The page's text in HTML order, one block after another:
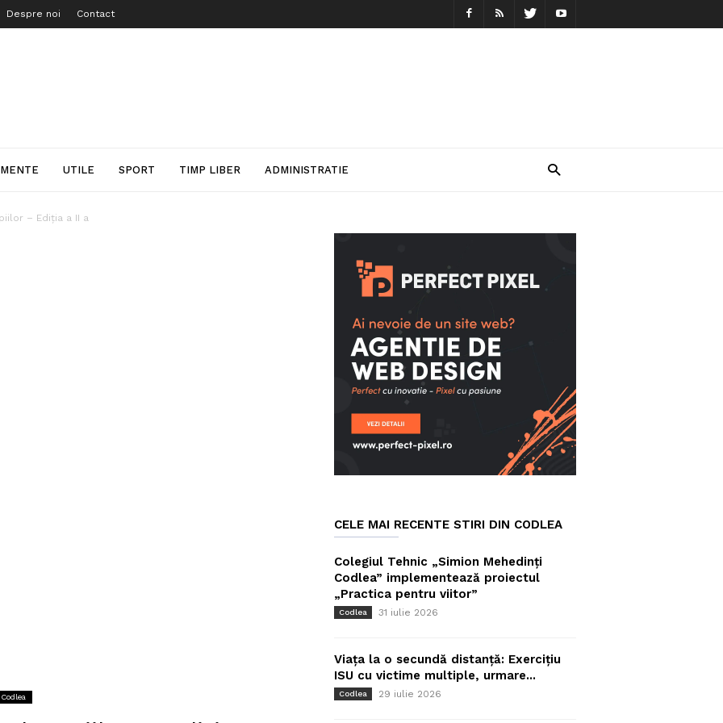
Despre noi Contact
UTILE SPORT TIMP LIBER ADMINISTRATIE
– Ediția a II a
CELE MAI RECENTE STIRI DIN CODLEA
Colegiul Tehnic „Simion Mehedinți
Codlea” implementează proiectul
„Practica pentru viitor”
Codlea 31 iulie 2026
Viața la o secundă distanță: Exercițiu
ISU cu victime multiple, urmare...
Codlea 29 iulie 2026